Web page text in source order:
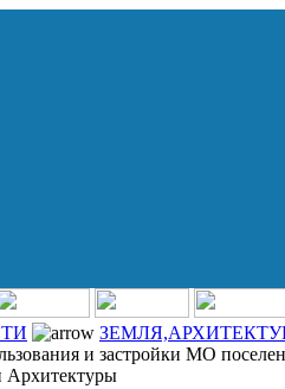
и застройки МО
Архитектуры